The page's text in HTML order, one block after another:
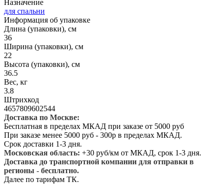
Назначение
для спальни
Информация об упаковке
Длина (упаковки), см
36
Ширина (упаковки), см
22
Высота (упаковки), см
36.5
Вес, кг
3.8
Штрихкод
4657809602544
Доставка по Москве:
Бесплатная в пределах МКАД при заказе от 5000 руб
При заказе менее 5000 руб - 300р в пределах МКАД.
Срок доставки 1-3 дня.
Московская область: +30 руб/км от МКАД, срок 1-3 дня.
Доставка до транспортной компании для отправки в
регионы - бесплатно.
Далее по тарифам ТК.